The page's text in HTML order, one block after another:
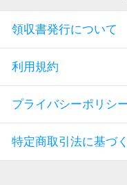
領収書発行について
利用規約
プライバシーポリシ
特定商取引法に基づ